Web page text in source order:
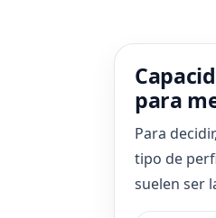
para
Para
tipo de
suelen ser